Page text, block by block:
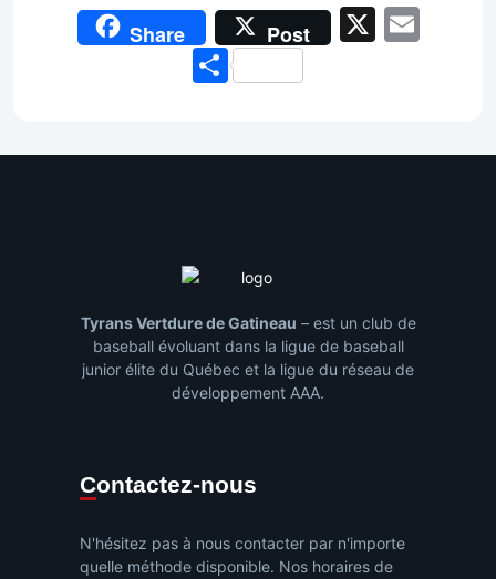
Share Post X
Share
Tyrans Vertdure de Gatineau – est un club de
baseball évoluant dans la ligue de baseball
junior élite du Québec et la ligue du réseau de
développement AAA.
Contactez-nous
N'hésitez pas à nous contacter par n'importe
quelle méthode disponible. Nos horaires de